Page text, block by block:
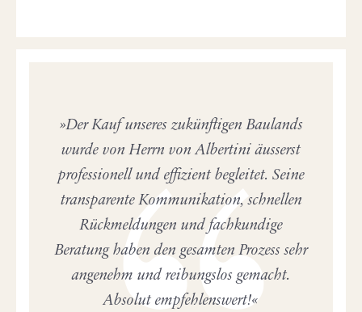
Der Kauf unseres zukünftigen Baulands
wurde von Herrn von Albertini äusserst
professionell und effizient begleitet. Seine
transparente Kommunikation, schnellen
Rückmeldungen und fachkundige
Beratung haben den gesamten Prozess sehr
angenehm und reibungslos gemacht.
Absolut empfehlenswert!